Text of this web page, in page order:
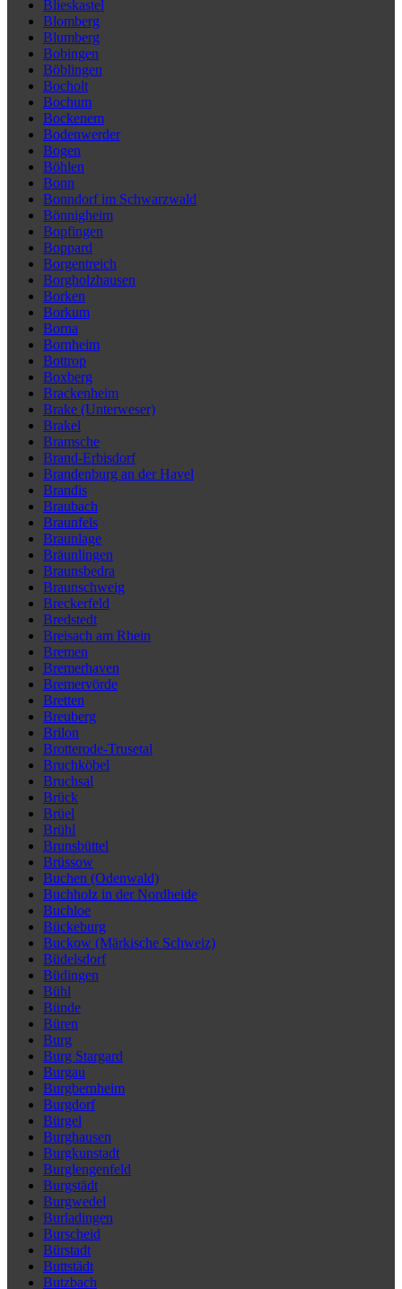
Blieskastel
Blomberg
Blumberg
Bobingen
Böblingen
Bocholt
Bochum
Bockenem
Bodenwerder
Bogen
Böhlen
Bonn
Bonndorf im Schwarzwald
Bönnigheim
Bopfingen
Boppard
Borgentreich
Borgholzhausen
Borken
Borkum
Borna
Bornheim
Bottrop
Boxberg
Brackenheim
Brake (Unterweser)
Brakel
Bramsche
Brand-Erbisdorf
Brandenburg an der Havel
Brandis
Braubach
Braunfels
Braunlage
Bräunlingen
Braunsbedra
Braunschweig
Breckerfeld
Bredstedt
Breisach am Rhein
Bremen
Bremerhaven
Bremervörde
Bretten
Breuberg
Brilon
Brotterode-Trusetal
Bruchköbel
Bruchsal
Brück
Brüel
Brühl
Brunsbüttel
Brüssow
Buchen (Odenwald)
Buchholz in der Nordheide
Buchloe
Bückeburg
Buckow (Märkische Schweiz)
Büdelsdorf
Büdingen
Bühl
Bünde
Büren
Burg
Burg Stargard
Burgau
Burgbernheim
Burgdorf
Bürgel
Burghausen
Burgkunstadt
Burglengenfeld
Burgstädt
Burgwedel
Burladingen
Burscheid
Bürstadt
Buttstädt
Butzbach